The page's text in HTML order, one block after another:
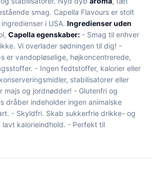
smag. Capella Flavours er stolt
i USA. Ingredienser uden
Capella egenskaber: - Smag til enhver
Vi overlader sødningen til dig! -
er vandopløselige, højkoncentrerede,
- Ingen fedtstoffer, kalorier eller
stabilisatorer eller
majs og jordnødder! - Glutenfri og
dråber indeholder ingen animalske
- Skyldfri. Skab sukkerfrie drikke- og
lavt kalorieindhold. - Perfekt til